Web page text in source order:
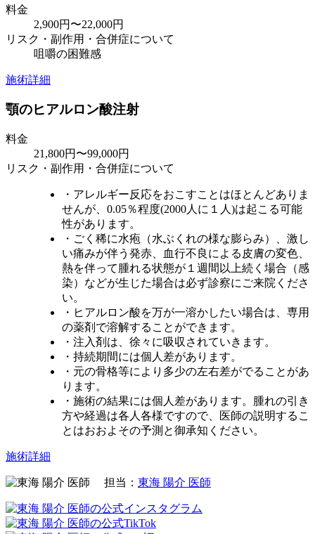
料金
2,900円〜22,000円
リスク・副作用・合併症について
咀嚼の困難感
施術詳細
顎のヒアルロン酸注射
料金
21,800円〜99,000円
リスク・副作用・合併症について
・アレルギー反応をおこすことはほとんどありま
せんが、0.05％程度(2000人に１人)は起こる可能
性があります。
・ごく稀に水疱（水ぶくれの様な膨らみ）、激し
い痛みが伴う発赤、血行不良による皮膚の変色、
熱を伴って腫れる状態が１週間以上続く場合（感
染）などが生じた場合は必ず診察にご来院くださ
い。
・ヒアルロン酸を万が一溶かしたい場合は、専用
の薬剤で溶解することができます。
・注入剤は、徐々に吸収されていきます。
・持続期間には個人差があります。
・元の骨格等により多少の左右差がでることがあ
ります。
・施術の結果には個人差があります。腫れの引き
方や経過は各人各様ですので、医師の説明するこ
とはおおよその予測と御承知ください。
施術詳細
担当： 東海 陽介 医師